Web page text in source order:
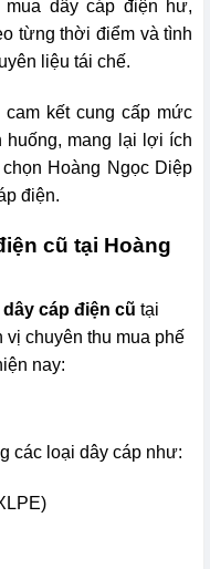
dây cáp điện hư,
từng thời điểm và tình
liệu tái chế.
kết cung cấp mức
huống, mang lại lợi ích
Hoàng Ngọc Diệp
điện.
cũ tại Hoàng
cáp điện cũ tại
chuyên thu mua phế
nay:
các loại dây cáp như: